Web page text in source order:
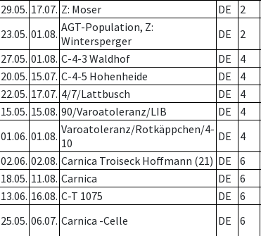
29.05. 17.07. Z: Moser DE 2
23.05. 01.08. AGT-Population, Z:
Wintersperger
DE 2
27.05. 01.08. C-4-3 Waldhof DE 4
20.05. 15.07. C-4-5 Hohenheide DE 4
22.05. 17.07. 4/7/Lattbusch DE 4
15.05. 15.08. 90/Varoatoleranz/LIB DE 4
01.06. 01.08. Varoatoleranz/Rotkäppchen/4-
10
DE 4
02.06. 02.08. Carnica Troiseck Hoffmann (21) DE 6
18.05. 11.08. Carnica DE 6
13.06. 16.08. C-T 1075 DE 6
25.05. 06.07. Carnica -Celle DE 6